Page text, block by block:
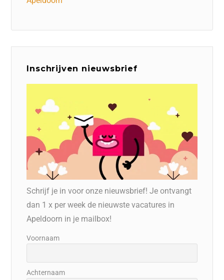
Inschrijven nieuwsbrief
Schrijf je in voor onze nieuwsbrief! Je ontvangt
dan 1 x per week de nieuwste vacatures in
Apeldoorn in je mailbox!
Voornaam
Achternaam